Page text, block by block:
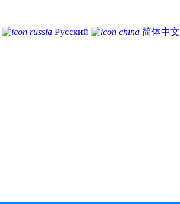
Русский 简体中文